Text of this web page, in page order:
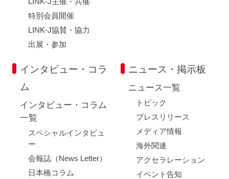
特別会員開催
LINK-J協賛・協力
出展・参加
インタビュー・コラ
ム
インタビュー・コラム
一覧
スペシャルインタビュ
ー
会報誌（News Letter）
日本橋コラム
ニュース・掲示板
ニュース一覧
トピック
プレスリリース
メディア情報
海外関連
アクセラレーション
イベント告知